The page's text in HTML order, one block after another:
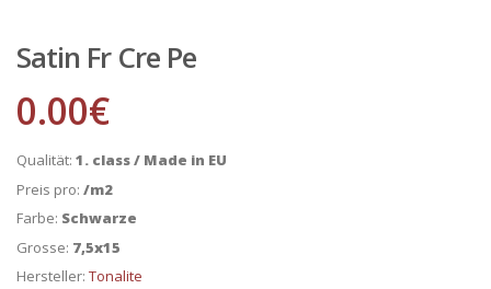
Satin Fr Cre Pe
0.00€
Qualität: 1. class / Made in EU
Preis pro: /m2
Farbe: Schwarze
Grosse: 7,5x15
Hersteller: Tonalite